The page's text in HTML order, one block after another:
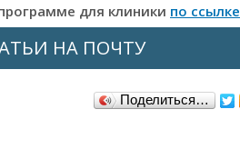
для клиники по ссылке
НА ПОЧТУ
Поделиться…